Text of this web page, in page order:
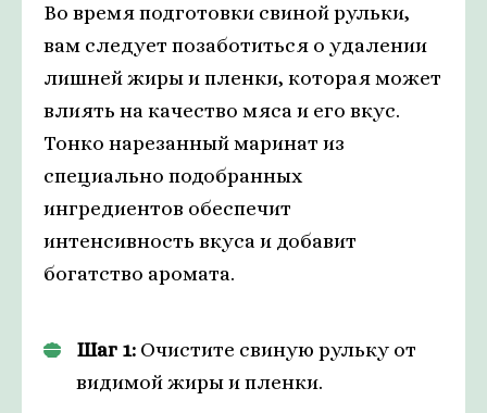
Во время подготовки свиной рульки,
вам следует позаботиться о удалении
лишней жиры и пленки, которая может
влиять на качество мяса и его вкус.
Тонко нарезанный маринат из
специально подобранных
ингредиентов обеспечит
интенсивность вкуса и добавит
богатство аромата.
Шаг 1: Очистите свиную рульку от
видимой жиры и пленки.